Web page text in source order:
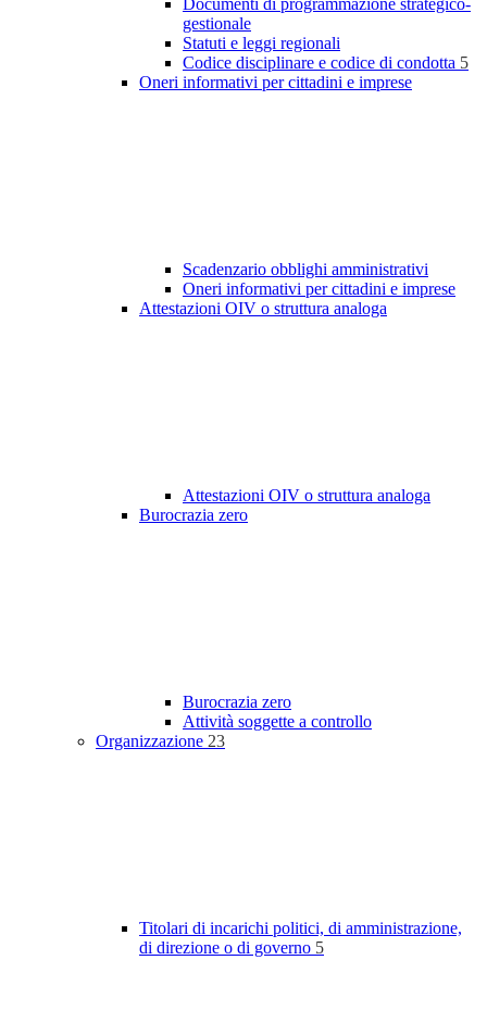
Documenti di programmazione strategico-
gestionale
Statuti e leggi regionali
Codice disciplinare e codice di condotta 5
Oneri informativi per cittadini e imprese
Scadenzario obblighi amministrativi
Oneri informativi per cittadini e imprese
Attestazioni OIV o struttura analoga
Attestazioni OIV o struttura analoga
Burocrazia zero
Burocrazia zero
Attività soggette a controllo
Organizzazione 23
Titolari di incarichi politici, di amministrazione,
di direzione o di governo 5